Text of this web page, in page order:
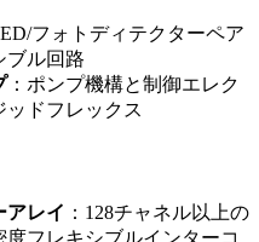
フォトディテクターペア
ブル回路
：ポンプ機構と制御エレク
ッドフレックス
アレイ ：128チャネル以上の
度フレキシブルインターコ